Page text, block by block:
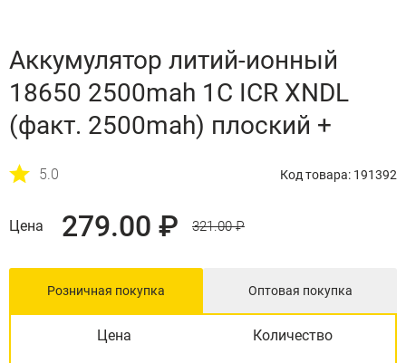
Аккумулятор литий-ионный
18650 2500mah 1C ICR XNDL
(факт. 2500mah) плоский +
5.0 Код товара: 191392
Цена 279.00 ₽ 321.00 ₽
Розничная покупка Оптовая покупка
Цена Количество